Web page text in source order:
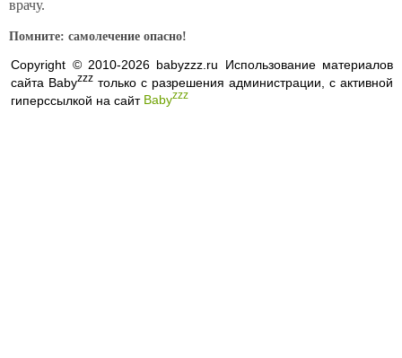
врачу.
Помните: самолечение опасно!
Copyright © 2010-2026 babyzzz.ru Использование материалов
сайта Babyzzz только с разрешения администрации, с активной
гиперссылкой на сайт Babyzzz